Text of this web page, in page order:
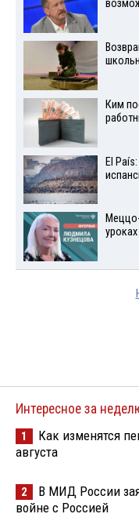
Ким
El
Интересное за
1
Как изменятся
августа
2
В МИД России
войне с Россией